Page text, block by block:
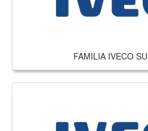
FAMILIA IVECO